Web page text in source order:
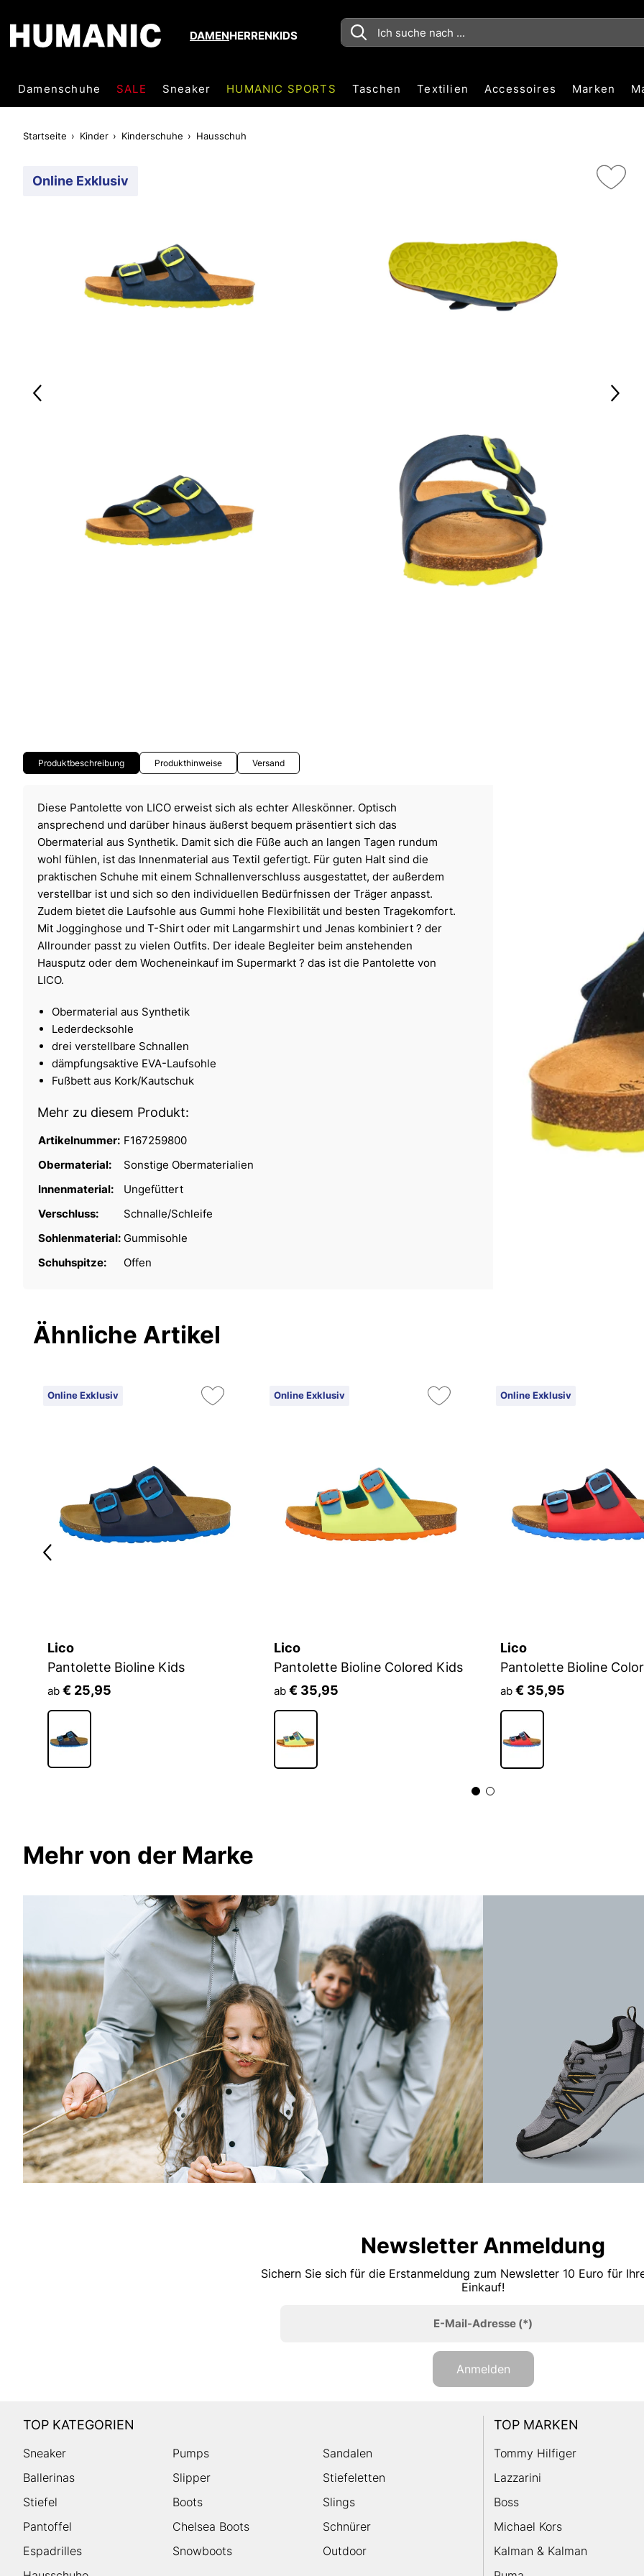
DAMENHERRENKIDS
Damenschuhe SALE Sneaker HUMANIC SPORTS Taschen Textilien Accessoires Marken
Startseite Kinder Kinderschuhe Hausschuh
Online Exklusiv
Produktbeschreibung Produkthinweise Versand
Diese Pantolette von LICO erweist sich als echter Alleskönner. Optisch
ansprechend und darüber hinaus äußerst bequem präsentiert sich das
Obermaterial aus Synthetik. Damit sich die Füße auch an langen Tagen rundum
wohl fühlen, ist das Innenmaterial aus Textil gefertigt. Für guten Halt sind die
praktischen Schuhe mit einem Schnallenverschluss ausgestattet, der außerdem
verstellbar ist und sich so den individuellen Bedürfnissen der Träger anpasst.
Zudem bietet die Laufsohle aus Gummi hohe Flexibilität und besten Tragekomfort.
Mit Jogginghose und T-Shirt oder mit Langarmshirt und Jenas kombiniert ? der
Allrounder passt zu vielen Outfits. Der ideale Begleiter beim anstehenden
Hausputz oder dem Wocheneinkauf im Supermarkt ? das ist die Pantolette von
LICO.
Obermaterial aus Synthetik
Lederdecksohle
drei verstellbare Schnallen
dämpfungsaktive EVA-Laufsohle
Fußbett aus Kork/Kautschuk
Mehr zu diesem Produkt:
Artikelnummer: F167259800
Obermaterial:
Sonstige Obermaterialien
Innenmaterial:
Ungefüttert
Verschluss:
Schnalle/Schleife
Sohlenmaterial: Gummisohle
Schuhspitze:
Offen
Ähnliche Artikel
Online Exklusiv
Lico
Pantolette Bioline Kids
ab € 25,95
Online Exklusiv
Lico
Pantolette Bioline Colored Kids
ab € 35,95
Online Exklusiv
Lico
Pantolette Bioline
ab € 35,95
Mehr von der Marke
Newsletter Anmeldung
Sichern Sie sich für die Erstanmeldung zum Newsletter 10 Euro für
Einkauf!
E-Mail-Adresse(*)
Anmelden
TOP KATEGORIEN
Sneaker Pumps
Sandalen
Ballerinas
Slipper
Stiefeletten
Stiefel
Boots
Slings
Pantoffel
Chelsea Boots
Schnürer
Espadrilles
Snowboots
Outdoor
TOP MARKEN
Tommy Hilfiger
Lazzarini
Boss
Michael Kors
Kalman & Kalman